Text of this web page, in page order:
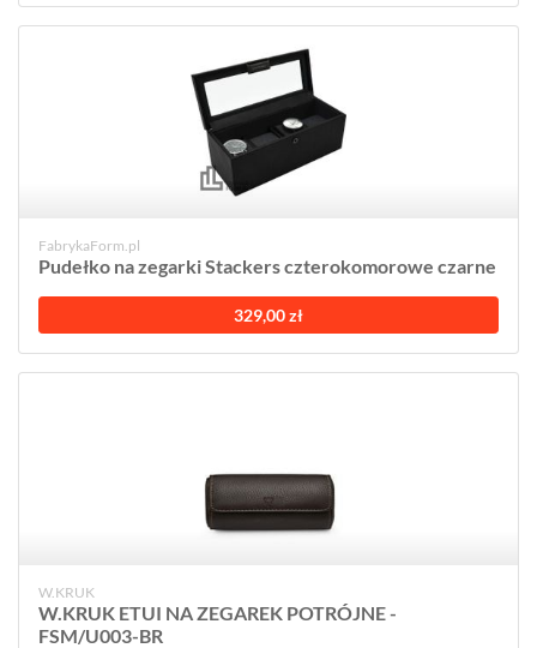
FabrykaForm.pl
Pudełko na zegarki Stackers czterokomorowe czarne
329,00 zł
W.KRUK
W.KRUK ETUI NA ZEGAREK POTRÓJNE -
FSM/U003-BR